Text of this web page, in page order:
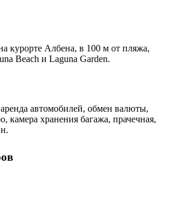
курорте Албена, в 100 м от пляжа,
Beach и Laguna Garden.
автомобилей, обмен валюты,
камера хранения багажа, прачечная,